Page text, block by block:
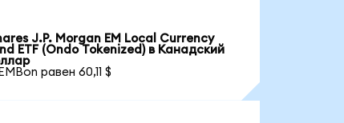
J.P. Morgan EM Local Currency
ETF (Ondo Tokenized) в Канадский
равен 60,11 $